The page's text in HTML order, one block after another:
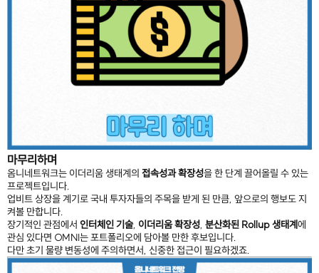
마무리하며
옴니네트워크는 이더리움 생태계의 접속성과 확장성을 한 단계 끌어올릴 수 있는
프로젝트입니다.
업비트 상장을 계기로 국내 투자자들의 주목을 받게 된 만큼, 앞으로의 행보도 지
켜볼 만합니다.
장기적인 관점에서 인터체인 기술, 이더리움 확장성 분산화된 Rollup 생태계에
관심 있다면 OMNI는 포트폴리오에 담아볼 만한 후보입니다.
다만 초기 물량 변동성에 주의하면서, 신중한 접근이 필요하겠죠.